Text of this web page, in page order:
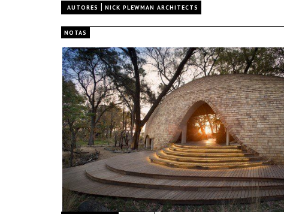
AUTORES | NICK PLEWMAN ARCHITECTS
NOTAS